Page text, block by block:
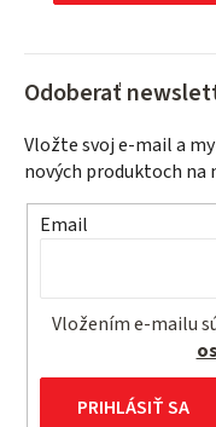
Odoberať
Vložte svoj e-mail a
nových produktoch na
Email
Vložením e-mailu
PRIHLÁSIŤ SA